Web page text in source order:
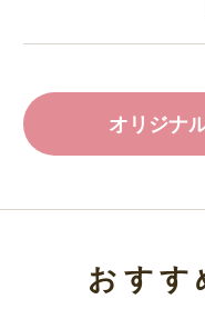
オリジナ
おすす